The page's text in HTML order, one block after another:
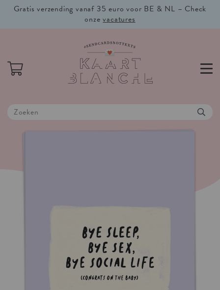
Gratis verzending vanaf 35 euro voor BE & NL – Check
onzevacatures